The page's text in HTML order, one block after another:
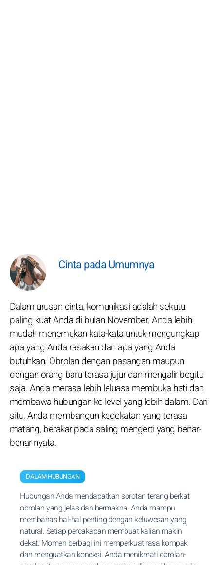
Cinta pada Umumnya
Dalam urusan cinta, komunikasi adalah sekutu
paling kuat Anda di bulan November. Anda lebih
mudah menemukan kata-kata untuk mengungkap
apa yang Anda rasakan dan apa yang Anda
butuhkan. Obrolan dengan pasangan maupun
dengan orang baru terasa jujur dan mengalir begitu
saja. Anda merasa lebih leluasa membuka hati dan
membawa hubungan ke level yang lebih dalam. Dari
situ, Anda membangun kedekatan yang terasa
matang, berakar pada saling mengerti yang benar-
benar nyata.
DALAM HUBUNGAN
Hubungan Anda mendapatkan sorotan terang berkat
obrolan yang jelas dan bermakna. Anda mampu
membahas hal-hal penting dengan keluwesan yang
natural. Setiap percakapan membuat kalian makin
dekat. Momen berbagi ini memperkuat rasa kompak
dan menguatkan koneksi. Anda menikmati obrolan-